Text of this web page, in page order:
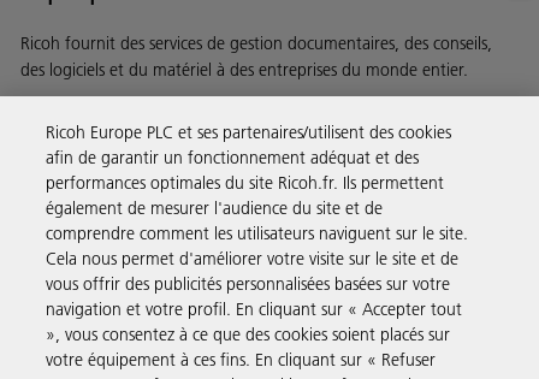
Ricoh fournit des services de gestion documentaires, des conseils,
des logiciels et du matériel à des entreprises du monde entier.
Solutions pour les entreprises
Produits et Services
Ricoh Europe PLC et ses partenaires/utilisent des cookies
afin de garantir un fonctionnement adéquat et des
performances optimales du site Ricoh.fr. Ils permettent
également de mesurer l'audience du site et de
comprendre comment les utilisateurs naviguent sur le site.
Cela nous permet d'améliorer votre visite sur le site et de
vous offrir des publicités personnalisées basées sur votre
navigation et votre profil. En cliquant sur « Accepter tout
», vous consentez à ce que des cookies soient placés sur
votre équipement à ces fins. En cliquant sur « Refuser